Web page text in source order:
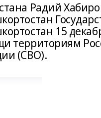
Радий
15
территориям
(СВО).